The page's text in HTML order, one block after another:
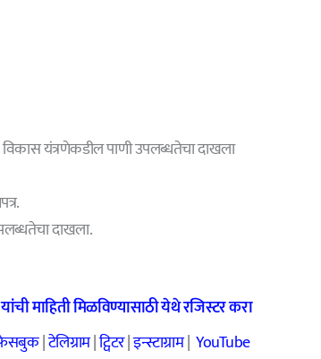
विकास यंत्रणेकडील पाणी उपलब्धतेचा दाखला
दाखला.
यांची माहिती मिळविण्यासाठी येथे रजिस्टर करा
|टेलिग्राम|ट्विटर|इन्स्टाग्राम|YouTube